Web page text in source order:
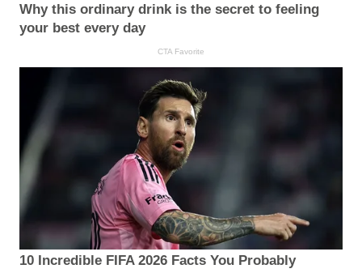
Why this ordinary drink is the secret to feeling
your best every day
CTA Favorite
10 Incredible FIFA 2026 Facts You Probably